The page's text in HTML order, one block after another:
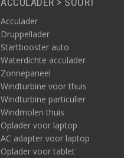
Acculader
Druppellader
Startbooster auto
Waterdichte acculader
Zonnepaneel
Windturbine voor thuis
Windturbine particulier
Windmolen thuis
Oplader voor laptop
AC adapter voor laptop
Oplader voor tablet